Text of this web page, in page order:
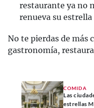
restaurante ya no
renueva su
No te pierdas de más
gastronomía,
COMIDA
Las
estrellas